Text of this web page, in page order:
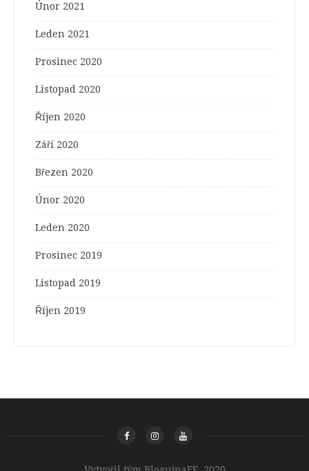
Únor 2021
Leden 2021
Prosinec 2020
Listopad 2020
Říjen 2020
Září 2020
Březen 2020
Únor 2020
Leden 2020
Prosinec 2019
Listopad 2019
Říjen 2019